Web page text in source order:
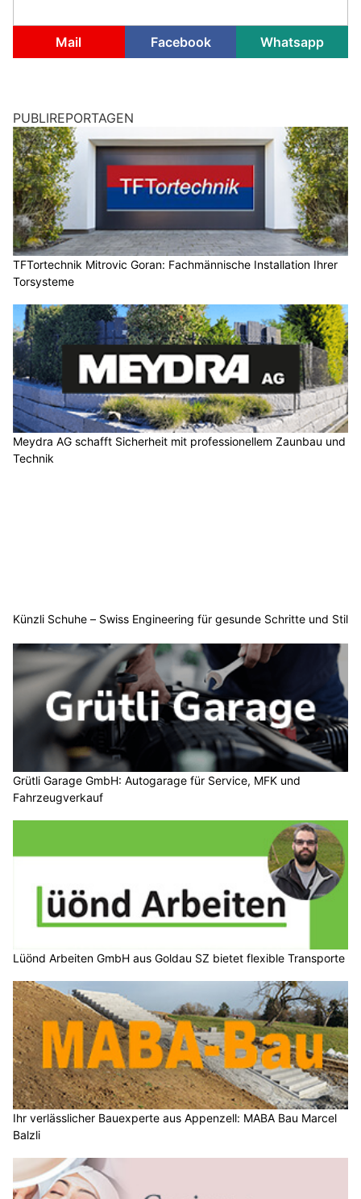
Mail Facebook Whatsapp
PUBLIREPORTAGEN
TFTortechnik Mitrovic Goran: Fachmännische Installation Ihrer
Torsysteme
Meydra AG schafft Sicherheit mit professionellem Zaunbau und
Technik
Künzli Schuhe – Swiss Engineering für gesunde Schritte und Stil
Grütli Garage GmbH: Autogarage für Service, MFK und
Fahrzeugverkauf
Lüönd Arbeiten GmbH aus Goldau SZ bietet flexible Transporte
Ihr verlässlicher Bauexperte aus Appenzell: MABA Bau Marcel
Balzli